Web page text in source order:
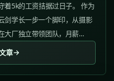
着5k的工资拮据过日子。 作为
剑学长一步一个脚印，从摄影
大厂独立带领团队，月薪
知识，用业绩在公司站稳了
章